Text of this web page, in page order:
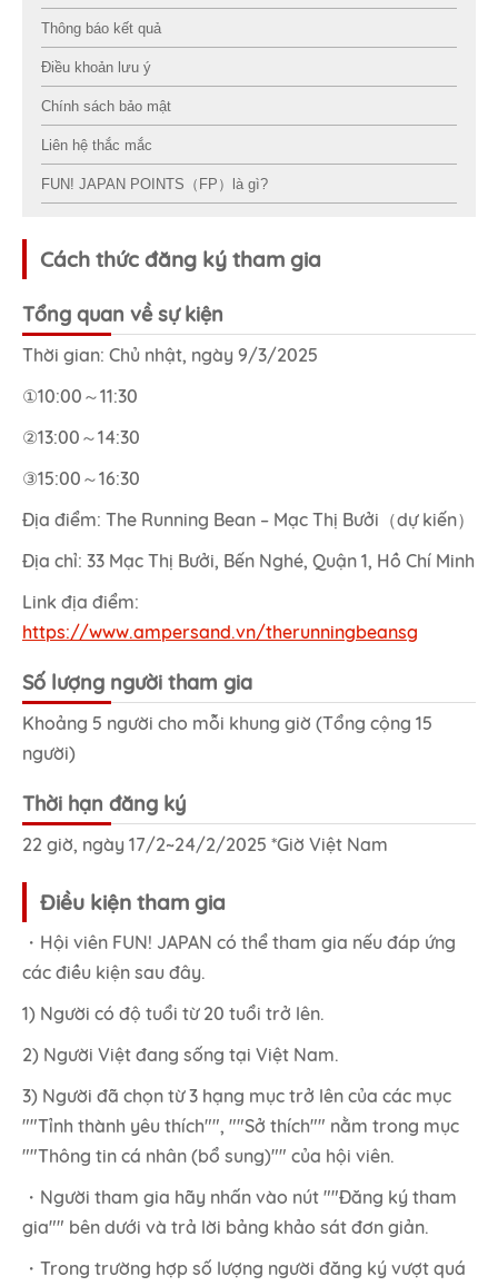
Thông báo kết quả
Điều khoản lưu ý
Chính sách bảo mật
Liên hệ thắc mắc
FUN! JAPAN POINTS（FP）là gì?
Cách thức đăng ký tham gia
Tổng quan về sự kiện
Thời gian: Chủ nhật, ngày 9/3/2025
①10:00～11:30
②13:00～14:30
③15:00～16:30
Địa điểm: The Running Bean – Mạc Thị Bưởi（dự kiến）
Địa chỉ: 33 Mạc Thị Bưởi, Bến Nghé, Quận 1, Hồ Chí Minh
Link địa điểm:
https://www.ampersand.vn/therunningbeansg
Số lượng người tham gia
Khoảng 5 người cho mỗi khung giờ (Tổng cộng 15
người)
Thời hạn đăng ký
22 giờ, ngày 17/2~24/2/2025 *Giờ Việt Nam
Điều kiện tham gia
・Hội viên FUN! JAPAN có thể tham gia nếu đáp ứng
các điều kiện sau đây.
1) Người có độ tuổi từ 20 tuổi trở lên.
2) Người Việt đang sống tại Việt Nam.
3) Người đã chọn từ 3 hạng mục trở lên của các mục
""Tỉnh thành yêu thích"", ""Sở thích"" nằm trong mục
""Thông tin cá nhân (bổ sung)"" của hội viên.
・Người tham gia hãy nhấn vào nút ""Đăng ký tham
gia"" bên dưới và trả lời bảng khảo sát đơn giản.
・Trong trường hợp số lượng người đăng ký vượt quá